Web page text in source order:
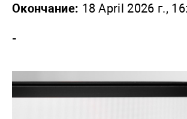
Окончание: 18 April 2026 г.,
-